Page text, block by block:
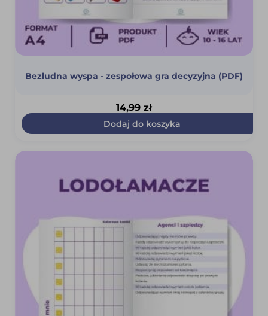
Bezludna wyspa - zespołowa gra decyzyjna (PDF)
14,99 zł
Dodaj do koszyka